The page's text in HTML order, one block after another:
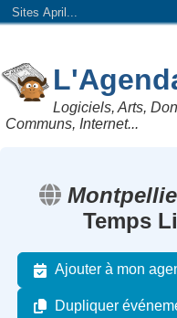
Sites April...
Logiciels, Arts,
Communs, Internet...
Temps
Ajouter à mon
Dupliquer